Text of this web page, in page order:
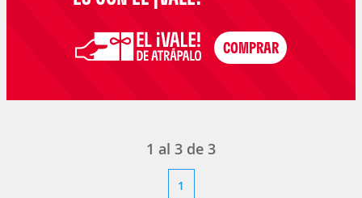
1 al 3 de 3
1